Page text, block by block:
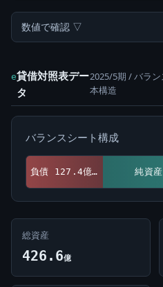
数値で確認 ▽
e貸借対照表デー
タ
2025/5期 / バラ
本構造
バランスシート構成
負債 127.4億 (29.9%) 純資
総資産
426.6億